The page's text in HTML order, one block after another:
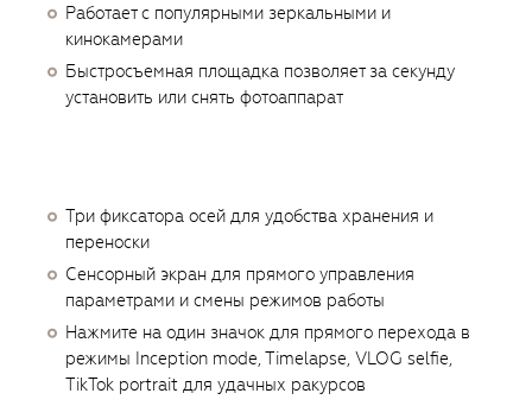
Работает с популярными зеркальными и
кинокамерами
Быстросъемная площадка позволяет за секунду
установить или снять фотоаппарат
Три фиксатора осей для удобства хранения и
переноски
Сенсорный экран для прямого управления
параметрами и смены режимов работы
Нажмите на один значок для прямого перехода в
режимы Inception mode, Timelapse, VLOG selfie,
TikTok portrait для удачных ракурсов